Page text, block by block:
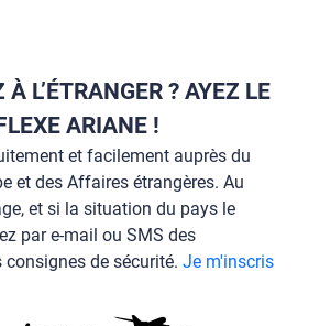
L’ÉTRANGER ? AYEZ LE
ARIANE !
et facilement auprès du
et des Affaires étrangères. Au
et si la situation du pays le
par e-mail ou SMS des
de sécurité. Je m'inscris